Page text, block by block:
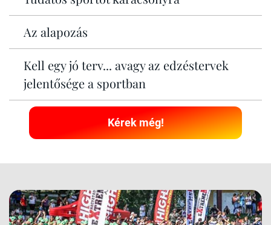
Az alapozás
Kell egy jó terv... avagy az edzéstervek
jelentősége a sportban
Kérek még!